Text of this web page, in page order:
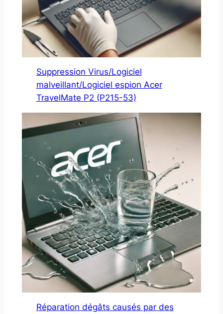
Suppression Virus/Logiciel
malveillant/Logiciel espion Acer
TravelMate P2 (P215-53)
Réparation dégâts causés par des